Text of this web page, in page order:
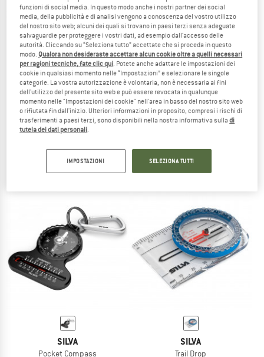
TO THE SALE
FIDLOCK
29,95 €
(0)
SILVA
Bussola
47,95 €
4,3(8)
SILVA
Pocket Compass
SILVA
Trail Drop
funzioni di social media. In questo modo anche i nostri partner dei social
media, della pubblicità e di analisi vengono a conoscenza del vostro utilizzo
del nostro sito web; alcuni dei quali si trovano in paesi terzi senza adeguate
salvaguardie per proteggere i vostri dati, ad esempio dall'accesso delle
autorità. Cliccando su “Seleziona tutto” accettate che si proceda in questo
modo. Qualora non desideraste accettare alcun cookie oltre a quelli necessari
per ragioni tecniche, fate clic qui. Potete anche adattare le impostazioni dei
cookie in qualsiasi momento nelle “Impostazioni” e selezionare le singole
categorie. La vostra autorizzazione è volontaria, non è necessaria ai fini
dell'utilizzo del presente sito web e può essere revocata in qualunque
momento nelle "Impostazioni dei cookie" nell'area in basso del nostro sito web
o rifiutata fin dall'inizio. Ulteriori informazioni in proposito, compresi i rischi di
trasferimenti a paesi terzi, sono disponibili nella nostra informativa sulladi
tutela dei dati personali.
IMPOSTAZIONI SELEZIONA TUTTI